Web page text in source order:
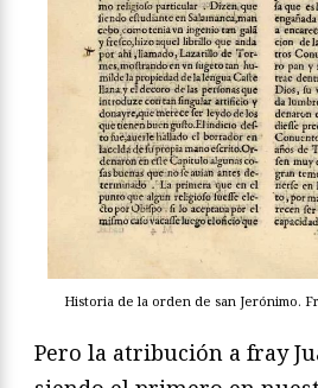
Historia de la orden de san Jerónimo.
Pero la atribución a fray